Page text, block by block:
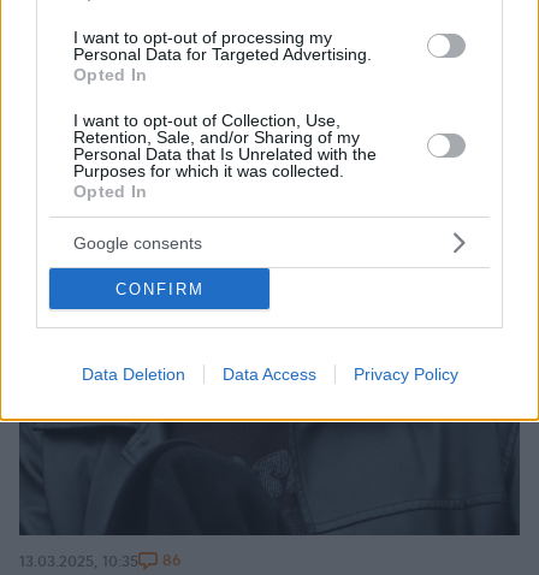
I want to opt-out of processing my
Personal Data for Targeted Advertising.
Opted In
I want to opt-out of Collection, Use,
Retention, Sale, and/or Sharing of my
Personal Data that Is Unrelated with the
Purposes for which it was collected.
Opted In
Google consents
CONFIRM
Data Deletion Data Access Privacy Policy
13.03.2025, 10:35 86